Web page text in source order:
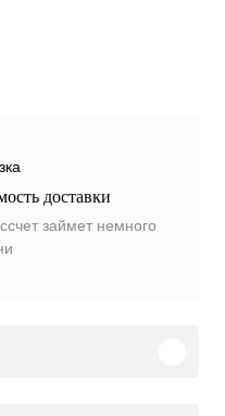
доставки
займет немного